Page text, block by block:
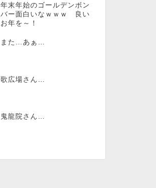
年末年始のゴールデンボン
バー面白いなｗｗｗ 良い
お年を～！
また…あぁ…
歌広場さん…
鬼龍院さん…